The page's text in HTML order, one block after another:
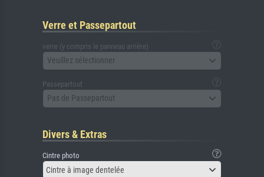
Verre et Passepartout
verre (y compris le panneau arrière)
Veuillez sélectionner
Passepartout
Pas de Passepartout
Divers & Extras
Cintre photo
Cintre à image dentelée